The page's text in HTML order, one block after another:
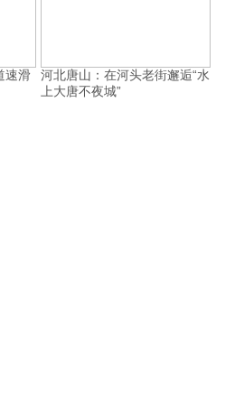
速滑
河北唐山：在河头老街邂逅“水
上大唐不夜城”